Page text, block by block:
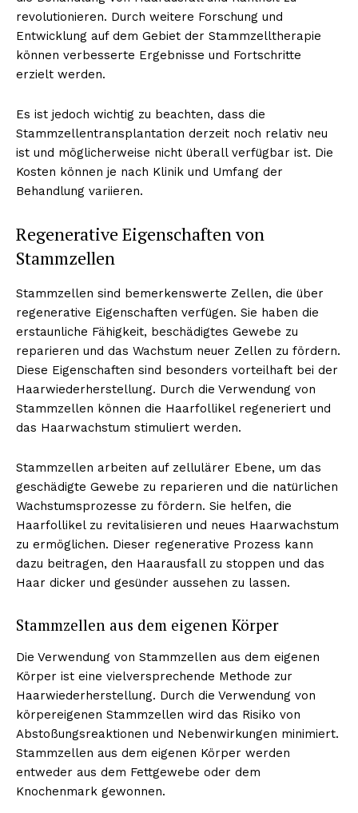
revolutionieren. Durch weitere Forschung und
Entwicklung auf dem Gebiet der Stammzelltherapie
können verbesserte Ergebnisse und Fortschritte
erzielt werden.
Es ist jedoch wichtig zu beachten, dass die
Stammzellentransplantation derzeit noch relativ neu
ist und möglicherweise nicht überall verfügbar ist. Die
Kosten können je nach Klinik und Umfang der
Behandlung variieren.
Regenerative Eigenschaften von
Stammzellen
Stammzellen sind bemerkenswerte Zellen, die über
regenerative Eigenschaften verfügen. Sie haben die
erstaunliche Fähigkeit, beschädigtes Gewebe zu
reparieren und das Wachstum neuer Zellen zu fördern.
Diese Eigenschaften sind besonders vorteilhaft bei der
Haarwiederherstellung. Durch die Verwendung von
Stammzellen können die Haarfollikel regeneriert und
das Haarwachstum stimuliert werden.
Stammzellen arbeiten auf zellulärer Ebene, um das
geschädigte Gewebe zu reparieren und die natürlichen
Wachstumsprozesse zu fördern. Sie helfen, die
Haarfollikel zu revitalisieren und neues Haarwachstum
zu ermöglichen. Dieser regenerative Prozess kann
dazu beitragen, den Haarausfall zu stoppen und das
Haar dicker und gesünder aussehen zu lassen.
Stammzellen aus dem eigenen Körper
Die Verwendung von Stammzellen aus dem eigenen
Körper ist eine vielversprechende Methode zur
Haarwiederherstellung. Durch die Verwendung von
körpereigenen Stammzellen wird das Risiko von
Abstoßungsreaktionen und Nebenwirkungen minimiert.
Stammzellen aus dem eigenen Körper werden
entweder aus dem Fettgewebe oder dem
Knochenmark gewonnen.